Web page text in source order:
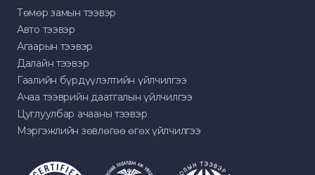
Төмөр замын тээвэр
Авто тээвэр
Агаарын тээвэр
Далайн тээвэр
Гаалийн бүрдүүлэлтийн үйлчилгээ
Ачаа тээврийн даатгалын үйлчилгээ
Цуглуулбар ачааны тээвэр
Мэргэжлийн зөвлөгөө өгөх үйлчилгээ